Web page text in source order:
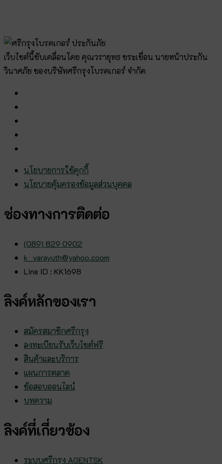
เว็บไซต์นี้ขับเคลื่อนโดย คุณวรายุทธ ขระเขื่อน นายหน้าประกัน
วินาศภัย ของบริษัทศรีกรุงโบรคเกอร์ จำกัด
นโยบายการใช้คุกกี้
นโยบายคุ้มครองข้อมูลส่วนบุคคล
ช่องทางการติดต่อ
(089) 829 0902
k_varayuth@yahoo.coom
Line ID : KK1698
ลิงค์หลักของเรา
สมัครสมาชิกศรีกรุง
ลงทะเบียนรับเว็บไซต์ฟรี
สินค้าและบริการ
แผนการตลาด
ข้อสอบออนไลน์
บทความ
ลิงค์ที่เกี่ยวข้อง
ระบบศรีกรุง AGENTSK